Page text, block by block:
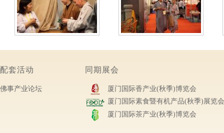
配套活动
佛事产业论坛
同期展会
厦门国际香产业(秋季)博览会
厦门国际素食暨有机产品(秋季)展览会
厦门国际茶产业(秋季)博览会